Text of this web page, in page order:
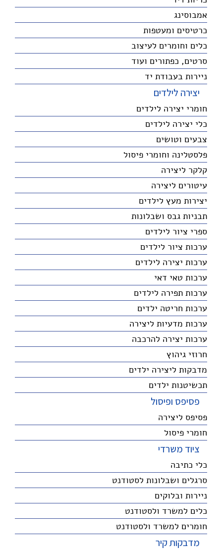
אמבוסינג
כרטיסים ומעטפות
כלים וחומרים לעיצוב
סרטים, כפתורים ועוד
ניירות בעבודת יד
יצירה לילדים
חומרי יצירה לילדים
כלי יצירה לילדים
צבעים וטושים
פלסטלינה וחומרי פיסול
קלקר ליצירה
עיטורים ליצירה
יצירות מעץ לילדים
תבניות גבס ושבלונות
ספרי ציור לילדים
ערכות ציור לילדים
ערכות יצירה לילדים
ערכות טאי דאי
ערכות תפירה לילדים
ערכות חריטה ילדים
ערכות מדעיות ליצירה
ערכות יצירה להרכבה
חרוזי גיהוץ
מדבקות ליצירה ילדים
תכשיטנות ילדים
פסיפס ופיסול
פסיפס ליצירה
חומרי פיסול
ציוד משרדי
כלי כתיבה
סרגלים ושבלונות לסטודנט
ניירות ובלוקים
כלים למשרד ולסטודנט
חומרים למשרד ולסטודנט
מדבקות קיר